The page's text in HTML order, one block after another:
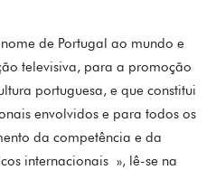
de Portugal ao mundo e
televisiva, para a promoção
portuguesa, e que constitui
envolvidos e para todos os
da competência e da
internacionais », lê-se na